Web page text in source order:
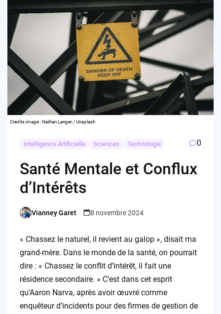
Credits image : Nathan Langer / Unsplash
Intelligence Artificielle Sciences Technologie 0
Santé Mentale et Conflux
d’Intérêts
Posted
Vianney Garet 8 novembre 2024
« Chassez le naturel, il revient au galop », disait ma
grand-mère. Dans le monde de la santé, on pourrait
dire : « Chassez le conflit d’intérêt, il fait une
résidence secondaire. » C’est dans cet esprit
qu’Aaron Narva, après avoir œuvré comme
enquêteur d’incidents pour des firmes de gestion de